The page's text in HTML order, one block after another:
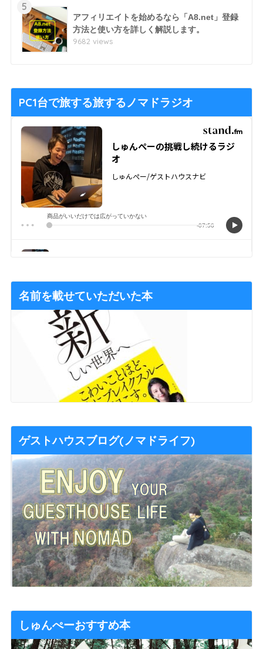
5
アフィリエイトを始めるなら「A8.net」登録
方法と使い方を詳しく解説します。
9682 views
PC1台で旅する旅するノマドラジオ
名前を載せていただいた本
ゲストハウスブログ(ノマドライフ)
しゅんぺーおすすめ本